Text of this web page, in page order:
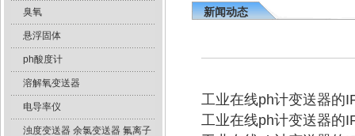
臭氧
悬浮固体
ph酸度计
溶解氧变送器
电导率仪
浊度变送器 余氯变送器 氟离子
新闻动态
工业在线ph计变送器的
工业在线ph计变送器的